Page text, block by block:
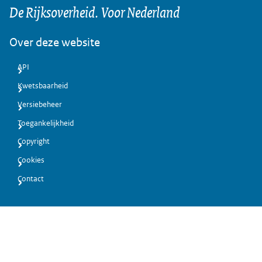
De Rijksoverheid. Voor Nederland
Over deze website
API
Kwetsbaarheid
Versiebeheer
Toegankelijkheid
Copyright
Cookies
Contact